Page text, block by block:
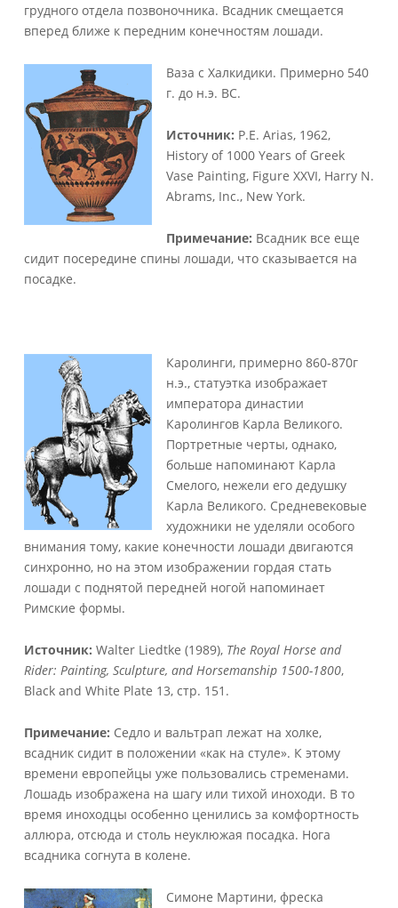
грудного отдела позвоночника. Всадник смещается
вперед ближе к передним конечностям лошади.
Ваза с Халкидики. Примерно 540
г. до н.э. BC.
Источник: P.E. Arias, 1962,
History of 1000 Years of Greek
Vase Painting, Figure XXVI, Harry N.
Abrams, Inc., New York.
Примечание: Всадник все еще
сидит посередине спины лошади, что сказывается на
посадке.
Каролинги, примерно 860-870г
н.э., статуэтка изображает
императора династии
Каролингов Карла Великого.
Портретные черты, однако,
больше напоминают Карла
Смелого, нежели его дедушку
Карла Великого. Средневековые
художники не уделяли особого
внимания тому, какие конечности лошади двигаются
синхронно, но на этом изображении гордая стать
лошади с поднятой передней ногой напоминает
Римские формы.
Источник: Walter Liedtke (1989), The Royal Horse and
Rider: Painting, Sculpture, and Horsemanship 1500-1800,
Black and White Plate 13, стр. 151.
Примечание: Седло и вальтрап лежат на холке,
всадник сидит в положении «как на стуле». К этому
времени европейцы уже пользовались стременами.
Лошадь изображена на шагу или тихой иноходи. В то
время иноходцы особенно ценились за комфортность
аллюра, отсюда и столь неуклюжая посадка. Нога
всадника согнута в колене.
Симоне Мартини, фреска